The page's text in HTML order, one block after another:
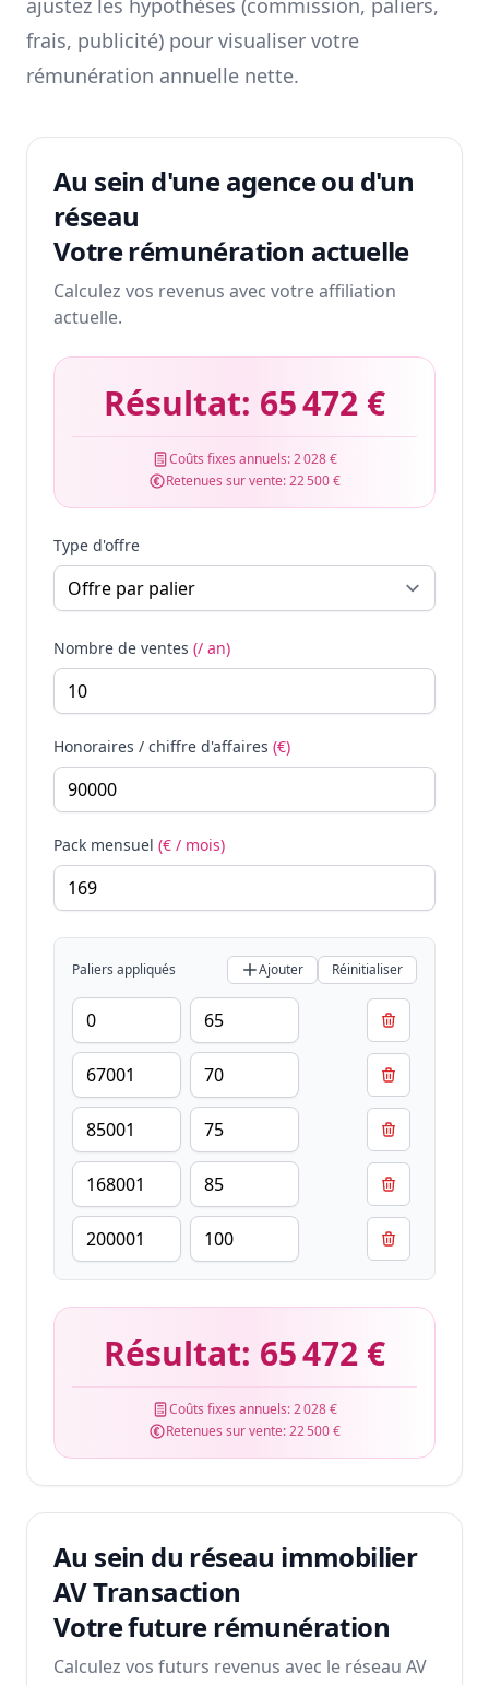
ajustez les hypothèses (commission, paliers,
frais, publicité) pour visualiser votre
rémunération annuelle nette.
Au sein d'une agence ou d'un
réseau
Votre rémunération actuelle
Calculez vos revenus avec votre affiliation
actuelle.
Résultat: 65 472 €
Coûts fixes annuels:2 028 €
Retenues sur vente:22 500 €
Type d'offre
Nombre de ventes (/ an)
Honoraires / chiffre d'affaires (€)
Pack mensuel (€ / mois)
Paliers appliqués Ajouter Réinitialiser
Résultat: 65 472 €
Coûts fixes annuels:2 028 €
Retenues sur vente:22 500 €
Au sein du réseau immobilier
AV Transaction
Votre future rémunération
Calculez vos futurs revenus avec le réseau AV